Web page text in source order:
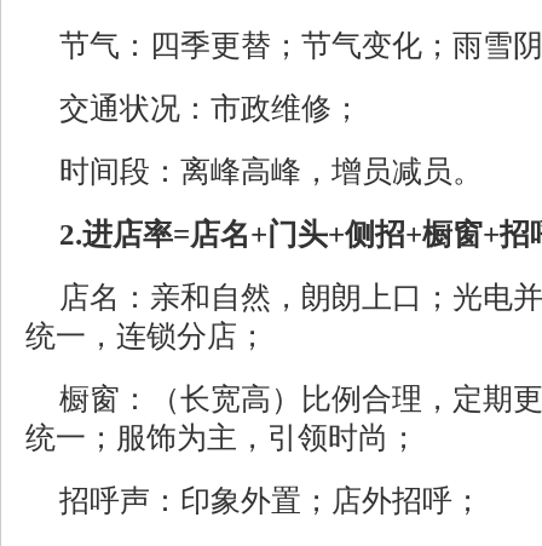
节气：四季更替；节气变化；雨雪
交通状况：市政维修；
时间段：离峰高峰，增员减员。
2.进店率=店名+门头+侧招+橱窗+招
店名：亲和自然，朗朗上口；光电
统一，连锁分店；
橱窗：（长宽高）比例合理，定期
统一；服饰为主，引领时尚；
招呼声：印象外置；店外招呼；